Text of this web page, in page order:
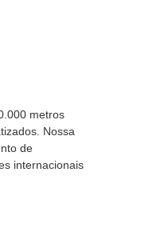
metros
Nossa
de
internacionais